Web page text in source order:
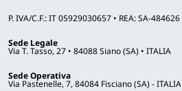
P. IVA/C.F.: IT 05929030657 • REA: SA-484626
Sede Legale
Via T. Tasso, 27 • 84088 Siano (SA) • ITALIA
Sede Operativa
Via Pastenelle, 7, 84084 Fisciano (SA) - ITALIA